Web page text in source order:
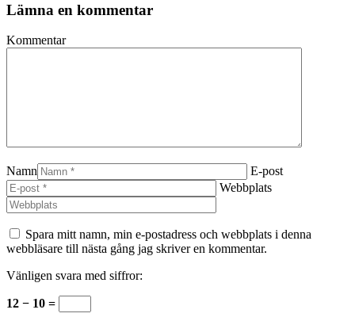
Lämna en kommentar
Kommentar
Namn
E-post
Webbplats
Spara mitt namn, min e-postadress och webbplats i denna
webbläsare till nästa gång jag skriver en kommentar.
Vänligen svara med siffror:
12 − 10 =